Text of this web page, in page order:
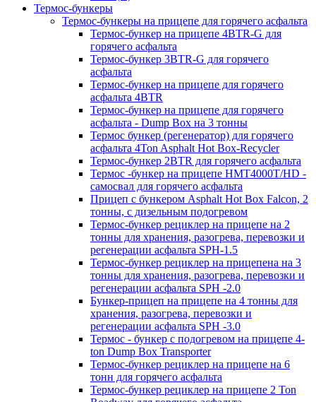
Термос-бункеры
Термос-бункеры на прицепе для горячего асфальта
Термос-бункер на прицепе 4BTR-G для
горячего асфальта
Термос-бункер 3BTR-G для горячего
асфальта
Термос-бункер на прицепе для горячего
асфальта 4BTR
Термос-бункер на прицепе для горячего
асфальта - Dump Box на 3 тонны
Термос бункер (регенератор) для горячего
асфальта 4Ton Asphalt Hot Box-Recycler
Термос-бункер 2BTR для горячего асфальта
Термос -бункер на прицепе HMT4000T/HD -
самосвал для горячего асфальта
Прицеп с бункером Asphalt Hot Box Falcon, 2
тонны, с дизельным подогревом
Термос-бункер рециклер на прицепе на 2
тонны для хранения, разогрева, перевозки и
регенерации асфальта SPH-1.5
Термос-бункер рециклер на прицепена на 3
тонны для хранения, разогрева, перевозки и
регенерации асфальта SPH -2.0
Бункер-прицеп на прицепе на 4 тонны для
хранения, разогрева, перевозки и
регенерации асфальта SPH -3.0
Термос - бункер с подогревом на прицепе 4-
ton Dump Box Transporter
Термос-бункер рециклер на прицепе на 6
тонн для горячего асфальта
Термос-бункер рециклер на прицепе 2 Ton